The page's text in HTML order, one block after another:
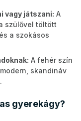
vagy játszani: A
szülővel töltött
a szokásos
A fehér szín
skandináv
gyerekágy?